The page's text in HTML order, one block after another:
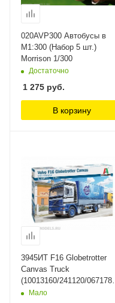
020AVP300 Автобусы в
М1:300 (Набор 5 шт.)
Morrison 1/300
Достаточно
1 275 руб.
В корзину
3945ИТ F16 Globetrotter
Canvas Truck
(10013160/241120/0671781,
ИТАЛИЯ ) Italeri 1/24
Мало